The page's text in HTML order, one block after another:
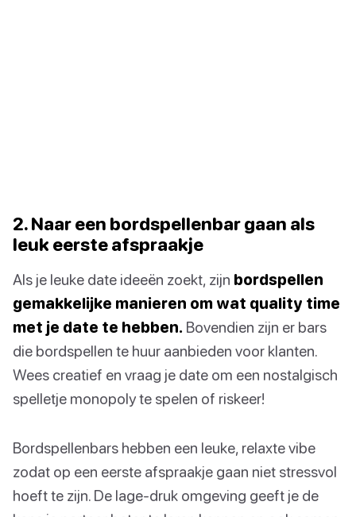
2. Naar een bordspellenbar gaan als
leuk eerste afspraakje
Als je leuke date ideeën zoekt, zijn bordspellen
gemakkelijke manieren om wat quality time
met je date te hebben. Bovendien zijn er bars
die bordspellen te huur aanbieden voor klanten.
Wees creatief en vraag je date om een nostalgisch
spelletje monopoly te spelen of riskeer!
Bordspellenbars hebben een leuke, relaxte vibe
zodat op een eerste afspraakje gaan niet stressvol
hoeft te zijn. De lage-druk omgeving geeft je de